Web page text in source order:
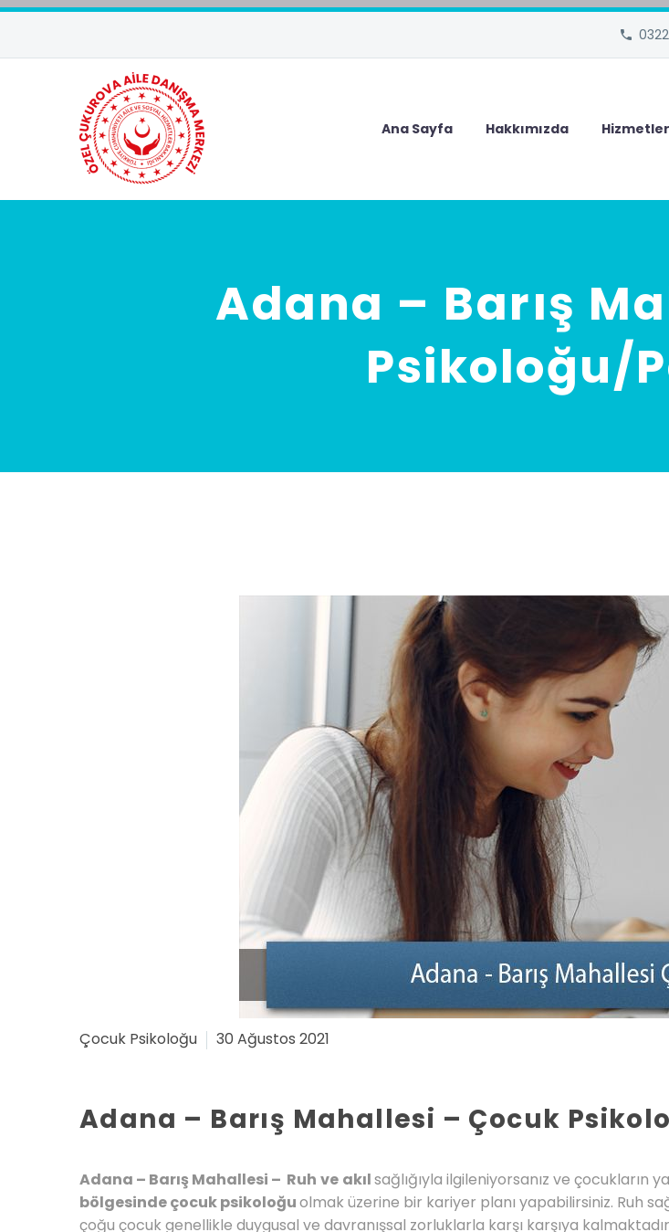
Ana Sayfa Hakkımızda
Adana – Barış
Psikoloğu/
Çocuk Psikoloğu 30 Ağustos 2021
Adana – Barış Mahallesi – Çocuk
Adana – Barış Mahallesi – Ruh ve akılsağlığıyla ilgileniyorsanız ve çocukların
bölgesinde çocuk psikoloğuolmak üzerine bir kariyer planı yapabilirsiniz. Ruh
çoğu çocuk genellikle duygusal ve davranışsal zorluklarla karşı karşıya